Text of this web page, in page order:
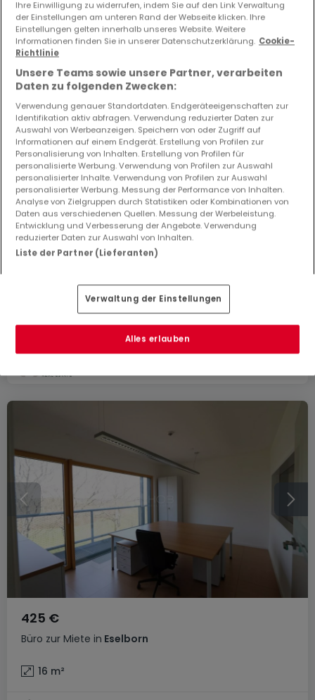
zur Miete inEselborn
16 m²
Büro zur Miete in Eselborn
425 €
16 m²
Ihre Einwilligung zu widerrufen, indem Sie auf den Link Verwaltung
der Einstellungen am unteren Rand der Webseite klicken. Ihre
Einstellungen gelten innerhalb unseres Website. Weitere
Informationen finden Sie in unserer Datenschutzerklärung. Cookie-
Richtlinie
Unsere Teams sowie unsere Partner, verarbeiten
Daten zu folgenden Zwecken:
Verwendung genauer Standortdaten. Endgeräteeigenschaften zur
Identifikation aktiv abfragen. Verwendung reduzierter Daten zur
Auswahl von Werbeanzeigen. Speichern von oder Zugriff auf
Informationen auf einem Endgerät. Erstellung von Profilen zur
Personalisierung von Inhalten. Erstellung von Profilen für
personalisierte Werbung. Verwendung von Profilen zur Auswahl
personalisierter Inhalte. Verwendung von Profilen zur Auswahl
personalisierter Werbung. Messung der Performance von Inhalten.
Analyse von Zielgruppen durch Statistiken oder Kombinationen von
Daten aus verschiedenen Quellen. Messung der Werbeleistung.
Entwicklung und Verbesserung der Angebote. Verwendung
reduzierter Daten zur Auswahl von Inhalten.
Liste der Partner (Lieferanten)
Verwaltung der Einstellungen
Alles erlauben